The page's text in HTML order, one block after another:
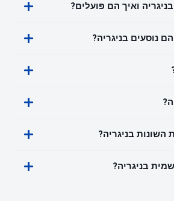
ואיך הם פועלים?
נוסעים בניגריה?
השונות בניגריה?
בניגריה?